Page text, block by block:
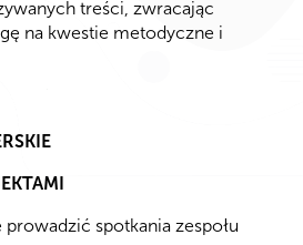
treści, zwracając
na kwestie metodyczne i
spotkania zespołu